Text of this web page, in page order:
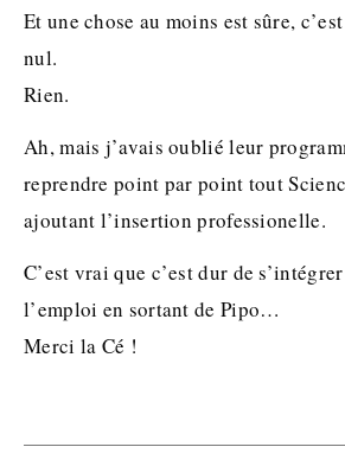
Et une chose au moins est sûre,
nul.
Rien.
Ah, mais j’avais oublié leur
reprendre point par point tout
ajoutant l’insertion professionelle.
C’est vrai que c’est dur de
l’emploi en sortant de Pipo…
Merci la Cé !